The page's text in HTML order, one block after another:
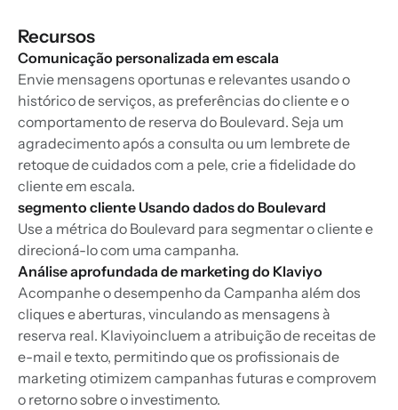
Recursos
Comunicação personalizada em escala
Envie mensagens oportunas e relevantes usando o
histórico de serviços, as preferências do cliente e o
comportamento de reserva do Boulevard. Seja um
agradecimento após a consulta ou um lembrete de
retoque de cuidados com a pele, crie a fidelidade do
cliente em escala.
segmento cliente Usando dados do Boulevard
Use a métrica do Boulevard para segmentar o cliente e
direcioná-lo com uma campanha.
Análise aprofundada de marketing do Klaviyo
Acompanhe o desempenho da Campanha além dos
cliques e aberturas, vinculando as mensagens à
reserva real. Klaviyoincluem a atribuição de receitas de
e-mail e texto, permitindo que os profissionais de
marketing otimizem campanhas futuras e comprovem
o retorno sobre o investimento.